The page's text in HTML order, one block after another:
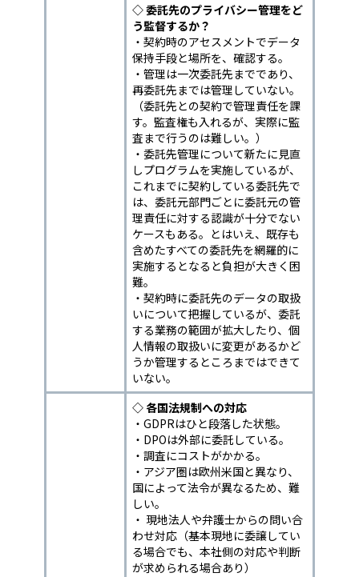
◇ 委託先のプライバシー管理をど
う監督するか？
・契約時のアセスメントでデータ
保持手段と場所を、確認する。
・管理は一次委託先までであり、
再委託先までは管理していない。
（委託先との契約で管理責任を課
す。監査権も入れるが、実際に監
査まで行うのは難しい。）
・委託先管理について新たに見直
しプログラムを実施しているが、
これまでに契約している委託先で
は、委託元部門ごとに委託元の管
理責任に対する認識が十分でない
ケースもある。とはいえ、既存も
含めたすべての委託先を網羅的に
実施するとなると負担が大きく困
難。
・契約時に委託先のデータの取扱
いについて把握しているが、委託
する業務の範囲が拡大したり、個
人情報の取扱いに変更があるかど
うか管理するところまではできて
いない。
◇ 各国法規制への対応
・GDPRはひと段落した状態。
・DPOは外部に委託している。
・調査にコストがかかる。
・アジア圏は欧州米国と異なり、
国によって法令が異なるため、難
しい。
・ 現地法人や弁護士からの問い合
わせ対応（基本現地に委譲してい
る場合でも、本社側の対応や判断
が求められる場合あり）